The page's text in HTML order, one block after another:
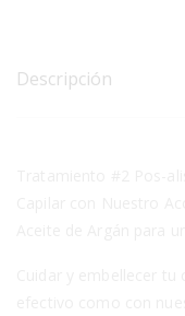
Descripción